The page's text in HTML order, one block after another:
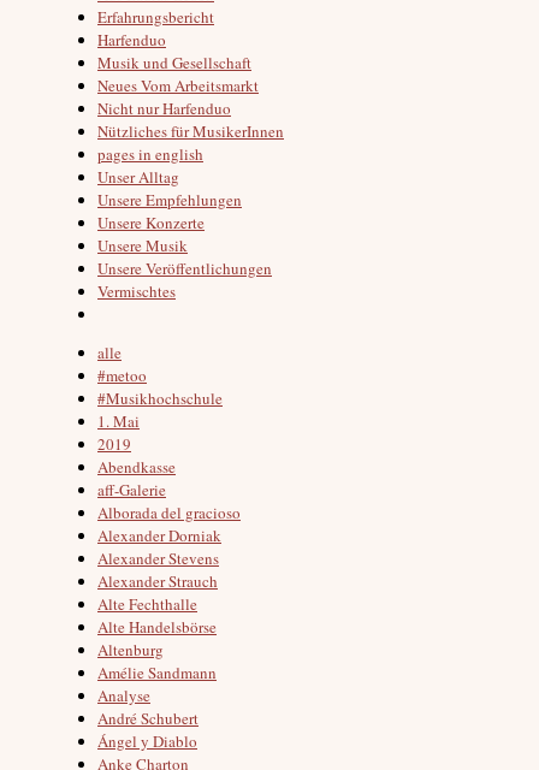
Erfahrungsbericht
Harfenduo
Musik und Gesellschaft
Neues Vom Arbeitsmarkt
Nicht nur Harfenduo
Nützliches für MusikerInnen
pages in english
Unser Alltag
Unsere Empfehlungen
Unsere Konzerte
Unsere Musik
Unsere Veröffentlichungen
Vermischtes
alle
#metoo
#Musikhochschule
1. Mai
2019
Abendkasse
aff-Galerie
Alborada del gracioso
Alexander Dorniak
Alexander Stevens
Alexander Strauch
Alte Fechthalle
Alte Handelsbörse
Altenburg
Amélie Sandmann
Analyse
André Schubert
Ángel y Diablo
Anke Charton